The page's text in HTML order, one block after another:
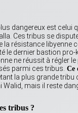
dangereux est celui
Ces tribus se
résistance libyenne
le dernier bastion
ne réussit à régler
parmi ces tribus. Ce
la plus grande tribu
Walid, mais il reste
tribus ?